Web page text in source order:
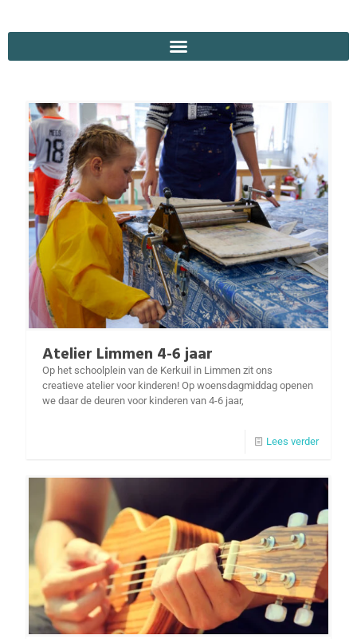
Atelier Limmen 4-6 jaar
Op het schoolplein van de Kerkuil in Limmen zit ons
creatieve atelier voor kinderen! Op woensdagmiddag openen
we daar de deuren voor kinderen van 4-6 jaar,
Lees verder